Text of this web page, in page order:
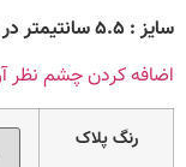
سایز : ۵.۵ سانتیمتر در ۶.۵ سانتیمتر
اضافه کردن چشم نظر
رنگ پلاک